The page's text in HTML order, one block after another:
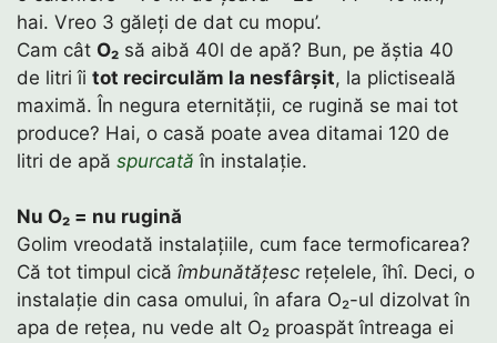
hai. Vreo 3 găleți de dat cu mopu’.
Cam cât O₂ să aibă 40l de apă? Bun, pe ăștia 40
de litri îi tot recirculăm la nesfârșit, la plictiseală
maximă. În negura eternității, ce rugină se mai tot
produce? Hai, o casă poate avea ditamai 120 de
litri de apă spurcată în instalație.
Nu O₂ = nu rugină
Golim vreodată instalațiile, cum face termoficarea?
Că tot timpul cică îmbunătățesc rețelele, îhî. Deci, o
instalație din casa omului, în afara O₂-ul dizolvat în
apa de rețea, nu vede alt O₂ proaspăt întreaga ei